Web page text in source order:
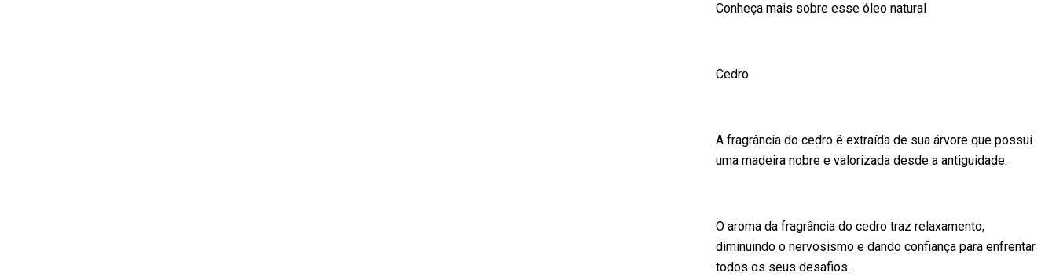
Conheça mais sobre esse óleo natural
Cedro
A fragrância do cedro é extraída de sua árvore que possui
uma madeira nobre e valorizada desde a antiguidade.
O aroma da fragrância do cedro traz relaxamento,
diminuindo o nervosismo e dando confiança para enfrentar
todos os seus desafios.